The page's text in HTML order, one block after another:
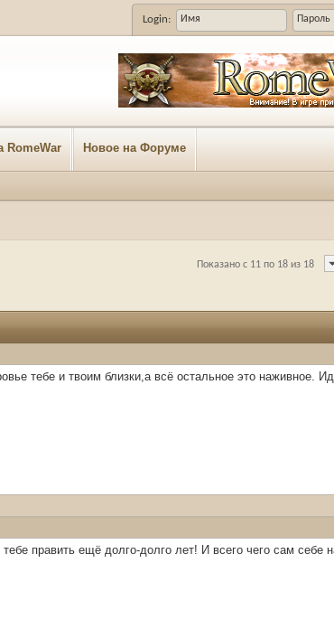
Login:
RomeWar Новое на Форуме
Показано с 11 по 18 из 18
тебе и твоим близки,а всё остальное это наживное.
править ещё долго-долго лет! И всего чего сам себе